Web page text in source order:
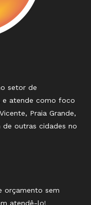
setor de
e atende como foco
Praia Grande,
de outras cidades no
orçamento sem
atendê-lo!